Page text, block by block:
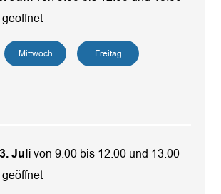
Mittwoch Freitag
Julivon 9.00 bis 12.00 und 13.00